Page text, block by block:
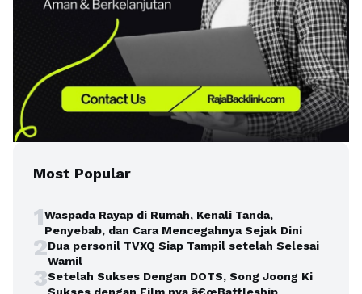
Most Popular
1Waspada Rayap di Rumah, Kenali Tanda,
Penyebab, dan Cara Mencegahnya Sejak Dini
2Dua personil TVXQ Siap Tampil setelah Selesai
Wamil
3Setelah Sukses Dengan DOTS, Song Joong Ki